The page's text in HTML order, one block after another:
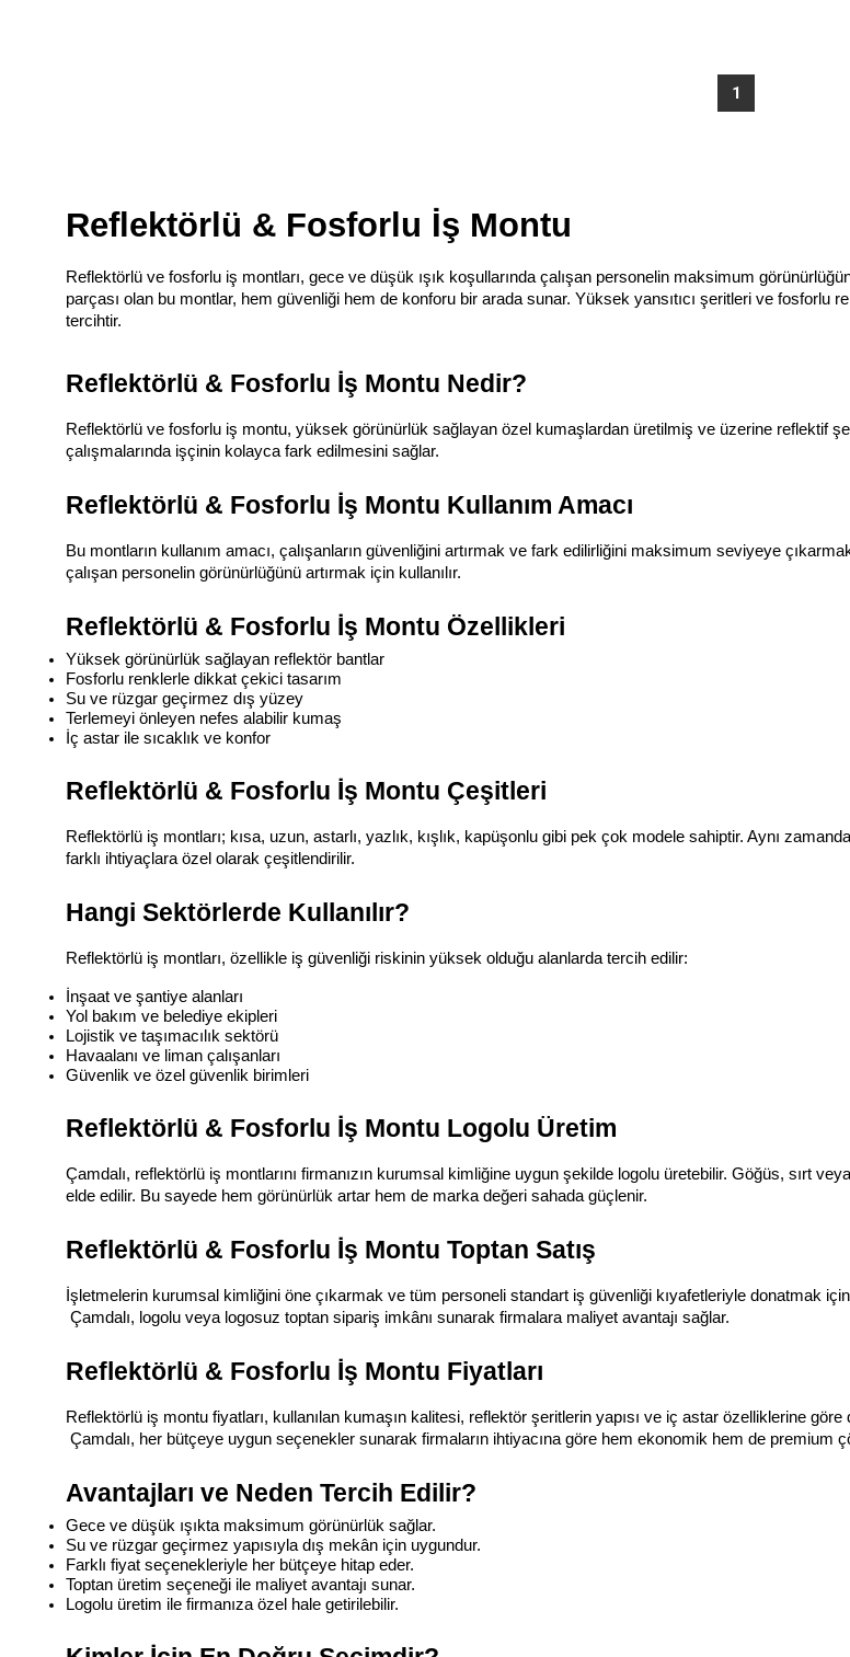
1
Reflektörlü & Fosforlu İş Montu
Reflektörlü ve fosforlu iş montları, gece ve düşük ışık koşullarında çalışan personelin maksimum
parçası olan bu montlar, hem güvenliği hem de konforu bir arada sunar. Yüksek yansıtıcı şeritleri ve
tercihtir.
Reflektörlü & Fosforlu İş Montu Nedir?
Reflektörlü ve fosforlu iş montu, yüksek görünürlük sağlayan özel kumaşlardan üretilmiş ve üzerine reflektif
çalışmalarında işçinin kolayca fark edilmesini sağlar.
Reflektörlü & Fosforlu İş Montu Kullanım Amacı
Bu montların kullanım amacı, çalışanların güvenliğini artırmak ve fark edilirliğini maksimum seviyeye
çalışan personelin görünürlüğünü artırmak için kullanılır.
Reflektörlü & Fosforlu İş Montu Özellikleri
Yüksek görünürlük sağlayan reflektör bantlar
Fosforlu renklerle dikkat çekici tasarım
Su ve rüzgar geçirmez dış yüzey
Terlemeyi önleyen nefes alabilir kumaş
İç astar ile sıcaklık ve konfor
Reflektörlü & Fosforlu İş Montu Çeşitleri
Reflektörlü iş montları; kısa, uzun, astarlı, yazlık, kışlık, kapüşonlu gibi pek çok modele sahiptir. Aynı
farklı ihtiyaçlara özel olarak çeşitlendirilir.
Hangi Sektörlerde Kullanılır?
Reflektörlü iş montları, özellikle iş güvenliği riskinin yüksek olduğu alanlarda tercih edilir:
İnşaat ve şantiye alanları
Yol bakım ve belediye ekipleri
Lojistik ve taşımacılık sektörü
Havaalanı ve liman çalışanları
Güvenlik ve özel güvenlik birimleri
Reflektörlü & Fosforlu İş Montu Logolu Üretim
Çamdalı, reflektörlü iş montlarını firmanızın kurumsal kimliğine uygun şekilde logolu üretebilir. Göğüs, sırt
elde edilir. Bu sayede hem görünürlük artar hem de marka değeri sahada güçlenir.
Reflektörlü & Fosforlu İş Montu Toptan Satış
İşletmelerin kurumsal kimliğini öne çıkarmak ve tüm personeli standart iş güvenliği kıyafetleriyle donatmak
Çamdalı, logolu veya logosuz toptan sipariş imkânı sunarak firmalara maliyet avantajı sağlar.
Reflektörlü & Fosforlu İş Montu Fiyatları
Reflektörlü iş montu fiyatları, kullanılan kumaşın kalitesi, reflektör şeritlerin yapısı ve iç astar özelliklerine göre
Çamdalı, her bütçeye uygun seçenekler sunarak firmaların ihtiyacına göre hem ekonomik hem de premium
Avantajları ve Neden Tercih Edilir?
Gece ve düşük ışıkta maksimum görünürlük sağlar.
Su ve rüzgar geçirmez yapısıyla dış mekân için uygundur.
Farklı fiyat seçenekleriyle her bütçeye hitap eder.
Toptan üretim seçeneği ile maliyet avantajı sunar.
Logolu üretim ile firmanıza özel hale getirilebilir.